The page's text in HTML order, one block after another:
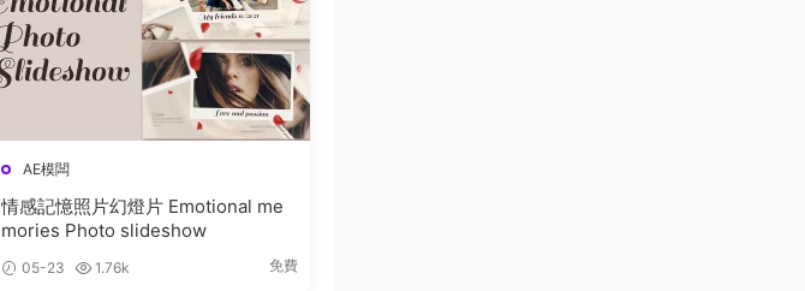
AE模闆
情感記憶照片幻燈片 Emotional me
mories Photo slideshow
05-23 1.76k 免費